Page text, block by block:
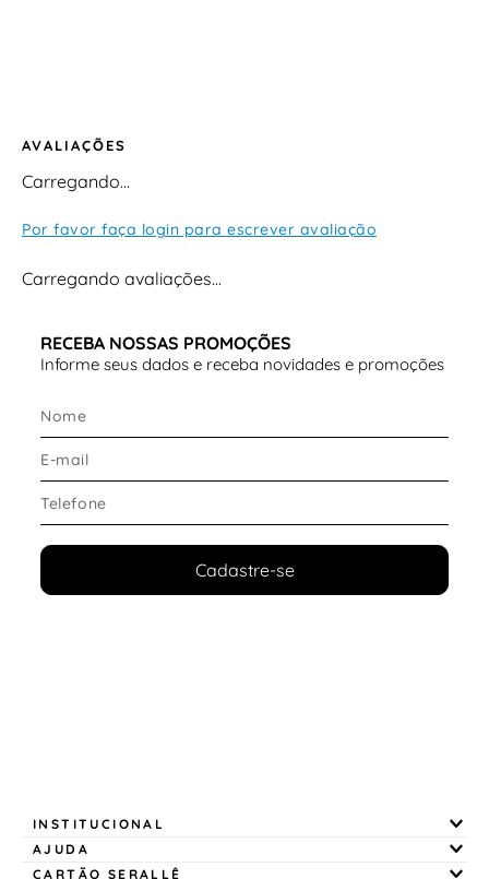
AVALIAÇÕES
Carregando…
Por favor faça login para escrever avaliação
Carregando avaliações…
RECEBA NOSSAS PROMOÇÕES
Informe seus dados e receba novidades e promoções
Cadastre-se
INSTITUCIONAL
AJUDA
CARTÃO SERALLÊ